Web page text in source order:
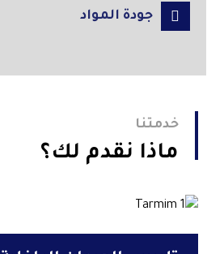
جودة المواد
خدمتنا
ماذا نقدم لك؟